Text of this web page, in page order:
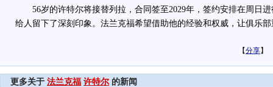
56岁的许特尔将接替列拉，合同签至2029年，签约安排在周日进
给人留下了深刻印象。法兰克福希望借助他的经验和权威，让俱乐
【分享】
更多关于 法兰克福 许特尔的新闻